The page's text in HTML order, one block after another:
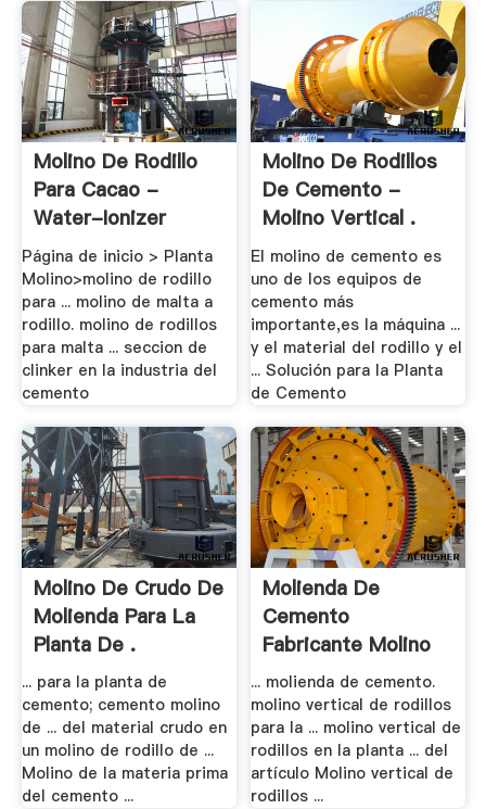
Molino De Rodillo
Para Cacao -
Water-Ionizer
Página de inicio > Planta
Molino>molino de rodillo
para ... molino de malta a
rodillo. molino de rodillos
para malta ... seccion de
clinker en la industria del
cemento
Molino De Rodillos
De Cemento -
Molino Vertical .
El molino de cemento es
uno de los equipos de
cemento más
importante,es la máquina ...
y el material del rodillo y el
... Solución para la Planta
de Cemento
Molino De Crudo De
Molienda Para La
Planta De .
... para la planta de
cemento; cemento molino
de ... del material crudo en
un molino de rodillo de ...
Molino de la materia prima
del cemento ...
Molienda De
Cemento
Fabricante Molino
Vertical .
... molienda de cemento.
molino vertical de rodillos
para la ... molino vertical de
rodillos en la planta ... del
artículo Molino vertical de
rodillos ...